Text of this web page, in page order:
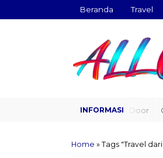
Beranda Travel
Travel Door to Door
Home » Tags "Travel